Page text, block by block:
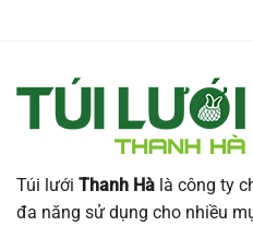
Túi lưới Thanh Hà là công ty
đa năng sử dụng cho nhiều